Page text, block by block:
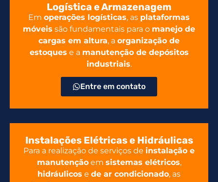
Logística e Armazenagem
Em operações logísticas, as plataformas
móveis são fundamentais para o manejo de
cargas em altura, a organização de
estoques e a manutenção de depósitos
industriais.
Entre em contato
Instalações Elétricas e Hidráulicas
Para a realização de serviços de instalação e
manutençãoem sistemas elétricos,
hidráulicos e de ar condicionado, as